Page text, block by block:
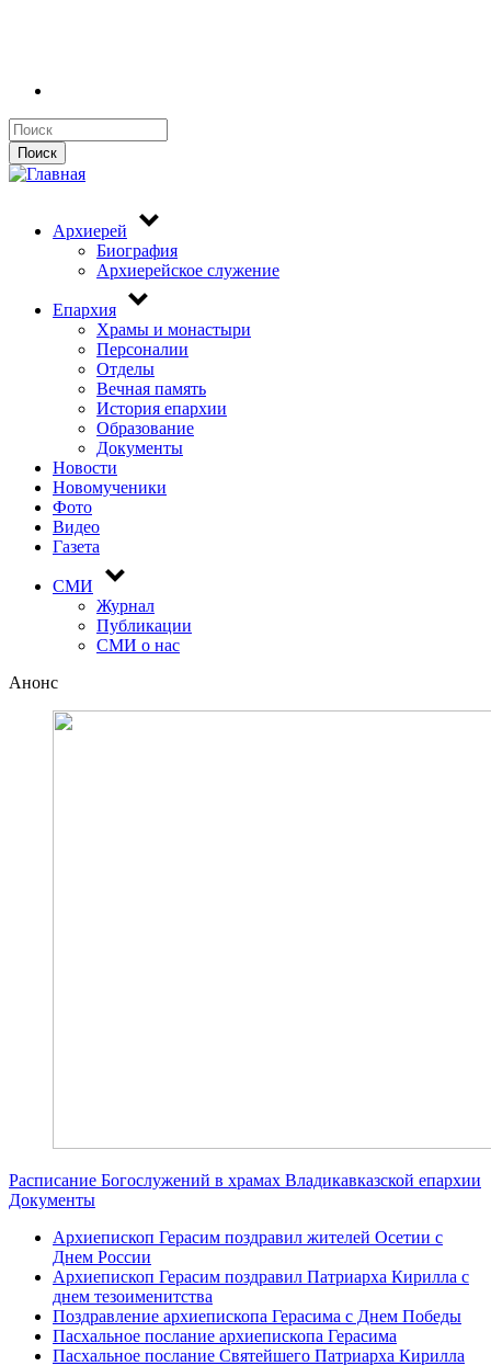
Поиск
Поиск
Архиерей
Биография
Архиерейское служение
Епархия
Храмы и монастыри
Персоналии
Отделы
Вечная память
История епархии
Образование
Документы
Новости
Новомученики
Фото
Видео
Газета
СМИ
Журнал
Публикации
СМИ о нас
Анонс
Расписание Богослужений в храмах Владикавказской епархии
Документы
Архиепископ Герасим поздравил жителей Осетии с
Днем России
Архиепископ Герасим поздравил Патриарха Кирилла с
днем тезоименитства
Поздравление архиепископа Герасима с Днем Победы
Пасхальное послание архиепископа Герасима
Пасхальное послание Святейшего Патриарха Кирилла